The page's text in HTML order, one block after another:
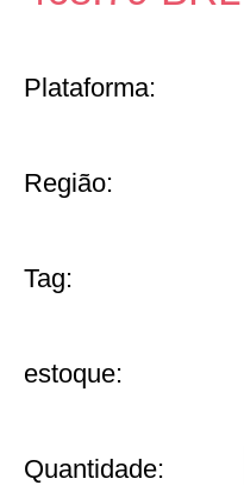
Plataforma:
Região:
Tag:
estoque:
Quantidade: